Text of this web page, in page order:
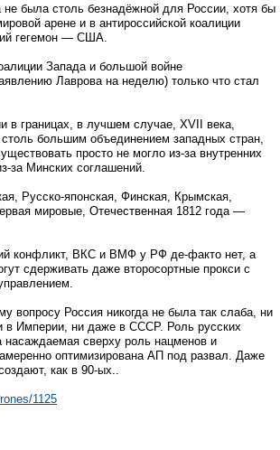
была столь безнадёжной для России, хотя бы
арене и в антироссийской коалиции
гегемон — США.
Запада и большой войне
Лаврова на неделю) только что стал
в границах, в лучшем случае, XVII века,
большим объединением западных стран,
просто не могло из-за внутренних
за Минских соглашений.
Русско-японская, Финская, Крымская,
мировые, Отечественная 1812 года —
конфликт, ВКС и ВМФ у РФ де-факто нет, а
сдерживать даже второсортные прокси с
вопросу Россия никогда не была так слаба, ни
в Империи, ни даже в СССР. Роль русских
сверху роль нацменов и
оптимизирована АП под развал. Даже
как в 90-ых..
1125